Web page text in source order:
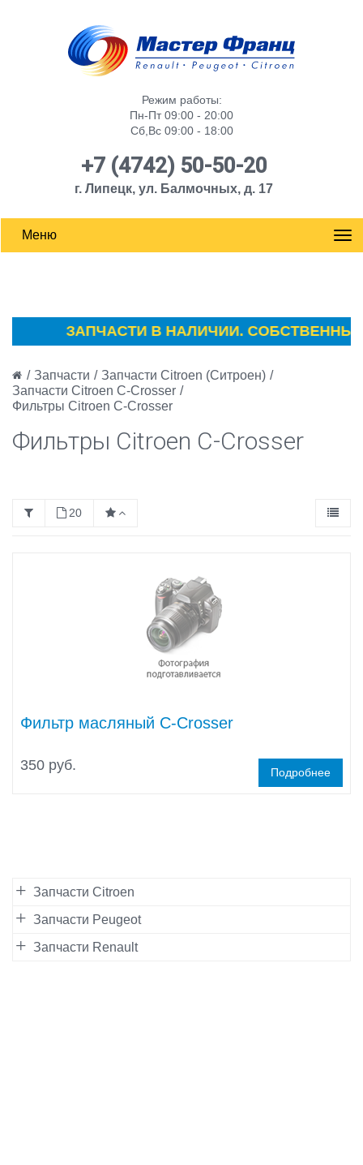
Режим работы:
Пн-Пт 09:00 - 20:00
Сб,Вс 09:00 - 18:00
+7 (4742) 50-50-20
г. Липецк, ул. Балмочных, д. 17
Меню
ЗАПЧАСТИ В НАЛИЧИИ. СОБСТВЕННЫЙ
/ Запчасти / Запчасти Citroen (Ситроен) /
Запчасти Citroen C-Crosser /
Фильтры Citroen C-Crosser
Фильтры Citroen C-Crosser
20
Фильтр масляный C-Crosser
350 руб. Подробнее
Запчасти Citroen
Запчасти Peugeot
Запчасти Renault